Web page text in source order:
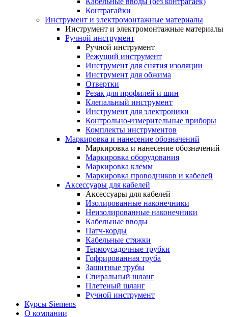
Контрагайки
Инструмент и электромонтажные материалы
Инструмент и электромонтажные материалы
Ручной инструмент
Ручной инструмент
Режущий инструмент
Инструмент для снятия изоляции
Инструмент для обжима
Отвертки
Резак для профилей и шин
Клепальный инструмент
Инструмент для электроники
Контрольно-измерительные приборы
Комплекты инструментов
Маркировка и нанесение обозначений
Маркировка и нанесение обозначений
Маркировка оборудования
Маркировка клемм
Маркировка проводников и кабелей
Аксессуары для кабелей
Аксессуары для кабелей
Изолированные наконечники
Неизолированные наконечники
Кабельные вводы
Патч-корды
Кабельные стяжки
Термоусадочные трубки
Гофрированная труба
Защитные трубы
Спиральный шланг
Плетеный шланг
Ручной инструмент
Курсы Siemens
О компании